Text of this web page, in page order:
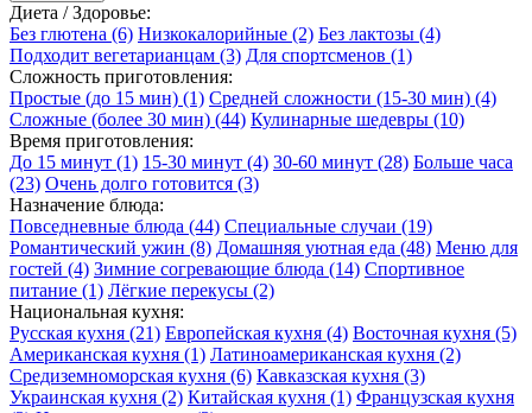
Диета / Здоровье:
Без глютена (6) Низкокалорийные (2) Без лактозы (4)
Подходит вегетарианцам (3) Для спортсменов (1)
Сложность приготовления:
Простые (до 15 мин) (1) Средней сложности (15-30 мин) (4)
Сложные (более 30 мин) (44) Кулинарные шедевры (10)
Время приготовления:
До 15 минут (1) 15-30 минут (4) 30-60 минут (28) Больше часа
(23) Очень долго готовится (3)
Назначение блюда:
Повседневные блюда (44) Специальные случаи (19)
Романтический ужин (8) Домашняя уютная еда (48) Меню для
гостей (4) Зимние согревающие блюда (14) Спортивное
питание (1) Лёгкие перекусы (2)
Национальная кухня:
Русская кухня (21) Европейская кухня (4) Восточная кухня (5)
Американская кухня (1) Латиноамериканская кухня (2)
Средиземноморская кухня (6) Кавказская кухня (3)
Украинская кухня (2) Китайская кухня (1) Французская кухня